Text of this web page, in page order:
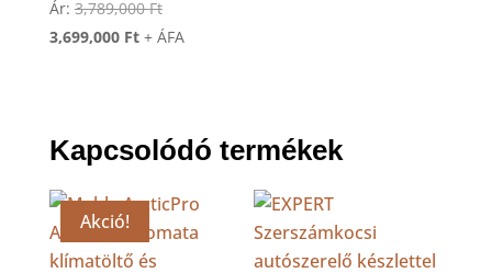
Ár: 3,789,000FtOriginal
price
3,699,000 FtCurrent
+ ÁFA
Kapcsolódó termékek
Akció!